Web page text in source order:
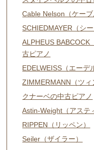
Cable Nelson（ケーブ
SCHIEDMAYER（シ
ALPHEUS BABCOCK
古ピアノ
EDELWEISS（エーデ
ZIMMERMANN（ツィ
クナーベの中古ピアノ
Astin-Weight（アステ
RIPPEN（リッペン）
Seiler（ザイラー）